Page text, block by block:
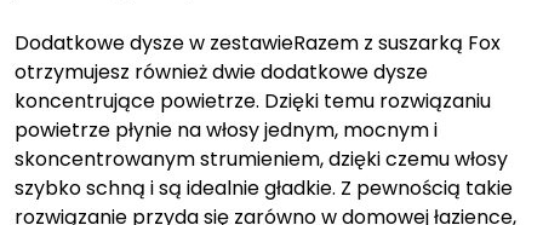
Dodatkowe dysze w zestawieRazem z suszarką Fox
otrzymujesz również dwie dodatkowe dysze
koncentrujące powietrze. Dzięki temu rozwiązaniu
powietrze płynie na włosy jednym, mocnym i
skoncentrowanym strumieniem, dzięki czemu włosy
szybko schną i są idealnie gładkie. Z pewnością takie
rozwiązanie przyda się zarówno w domowej łazience,